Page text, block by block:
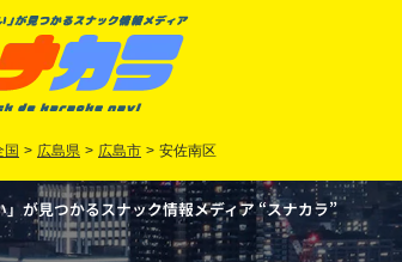
国 > 広島県 > 広島市 > 安佐南区
」が見つかるスナック情報メディア “スナカラ”